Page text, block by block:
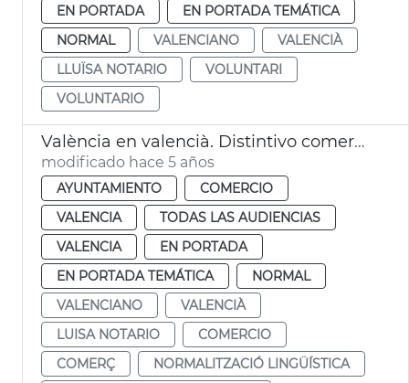
EN PORTADA
EN PORTADA TEMÁTICA
NORMAL
VALENCIANO
VALENCIÀ
LLUÏSA NOTARIO
VOLUNTARI
VOLUNTARIO
València en valencià. Distintivo comercios
modificado hace 5 años
AYUNTAMIENTO
COMERCIO
VALENCIA
TODAS LAS AUDIENCIAS
VALENCIA
EN PORTADA
EN PORTADA TEMÁTICA
NORMAL
VALENCIANO
VALENCIÀ
LUISA NOTARIO
COMERCIO
COMERÇ
NORMALITZACIÓ LINGÜÍSTICA